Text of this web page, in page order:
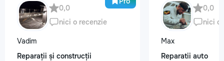
0,0
nici o recenzie
Vadim
Reparații și construcții
0,0
nici o
Max
Reparatii auto